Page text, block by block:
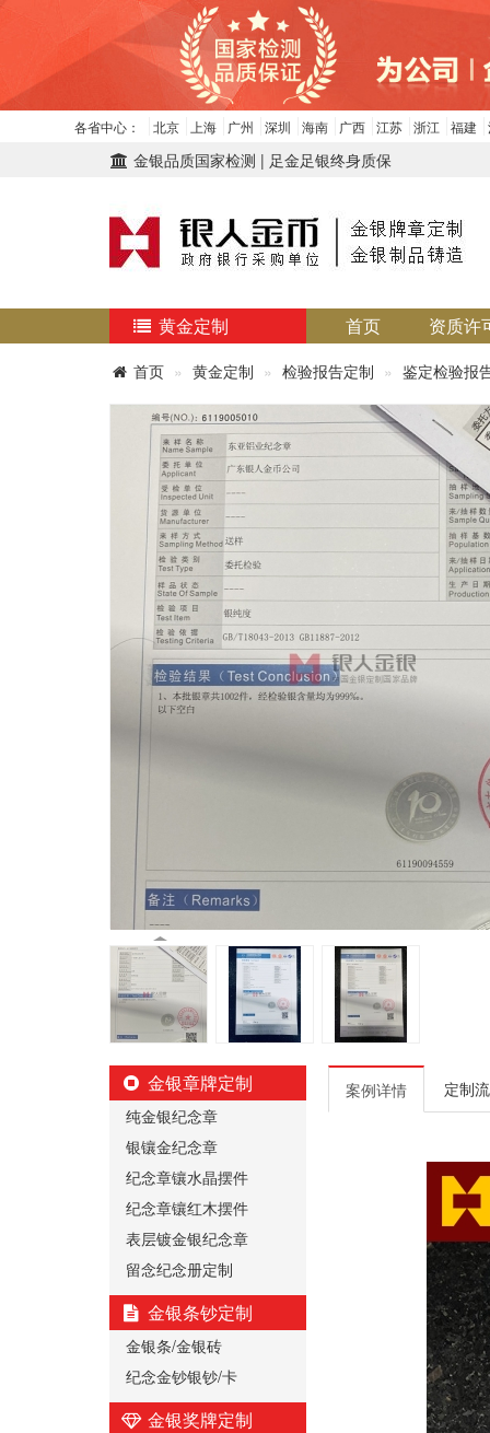
各省中心： 北京 上海 广州 深圳 海南 广西 江苏 浙江 福建
金银品质国家检测 | 足金足银终身质保
黄金定制 首页 资质许
首页 黄金定制 检验报告定制 鉴定检验报
金银章牌定制
纯金银纪念章
银镶金纪念章
纪念章镶水晶摆件
纪念章镶红木摆件
表层镀金银纪念章
留念纪念册定制
金银条钞定制
金银条/金银砖
纪念金钞银钞/卡
金银奖牌定制
案例详情 定制